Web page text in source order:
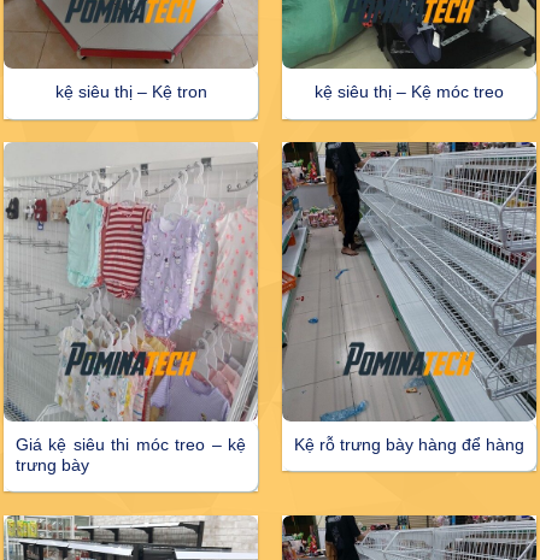
kệ siêu thị – Kệ tron kệ siêu thị – Kệ móc treo
Giá kệ siêu thi móc treo – kệ
trưng bày
Kệ rỗ trưng bày hàng để hàng